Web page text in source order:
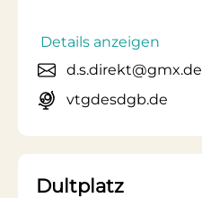
Details anzeigen
d.s.direkt@gmx.de
vtgdesdgb.de
Dultplatz